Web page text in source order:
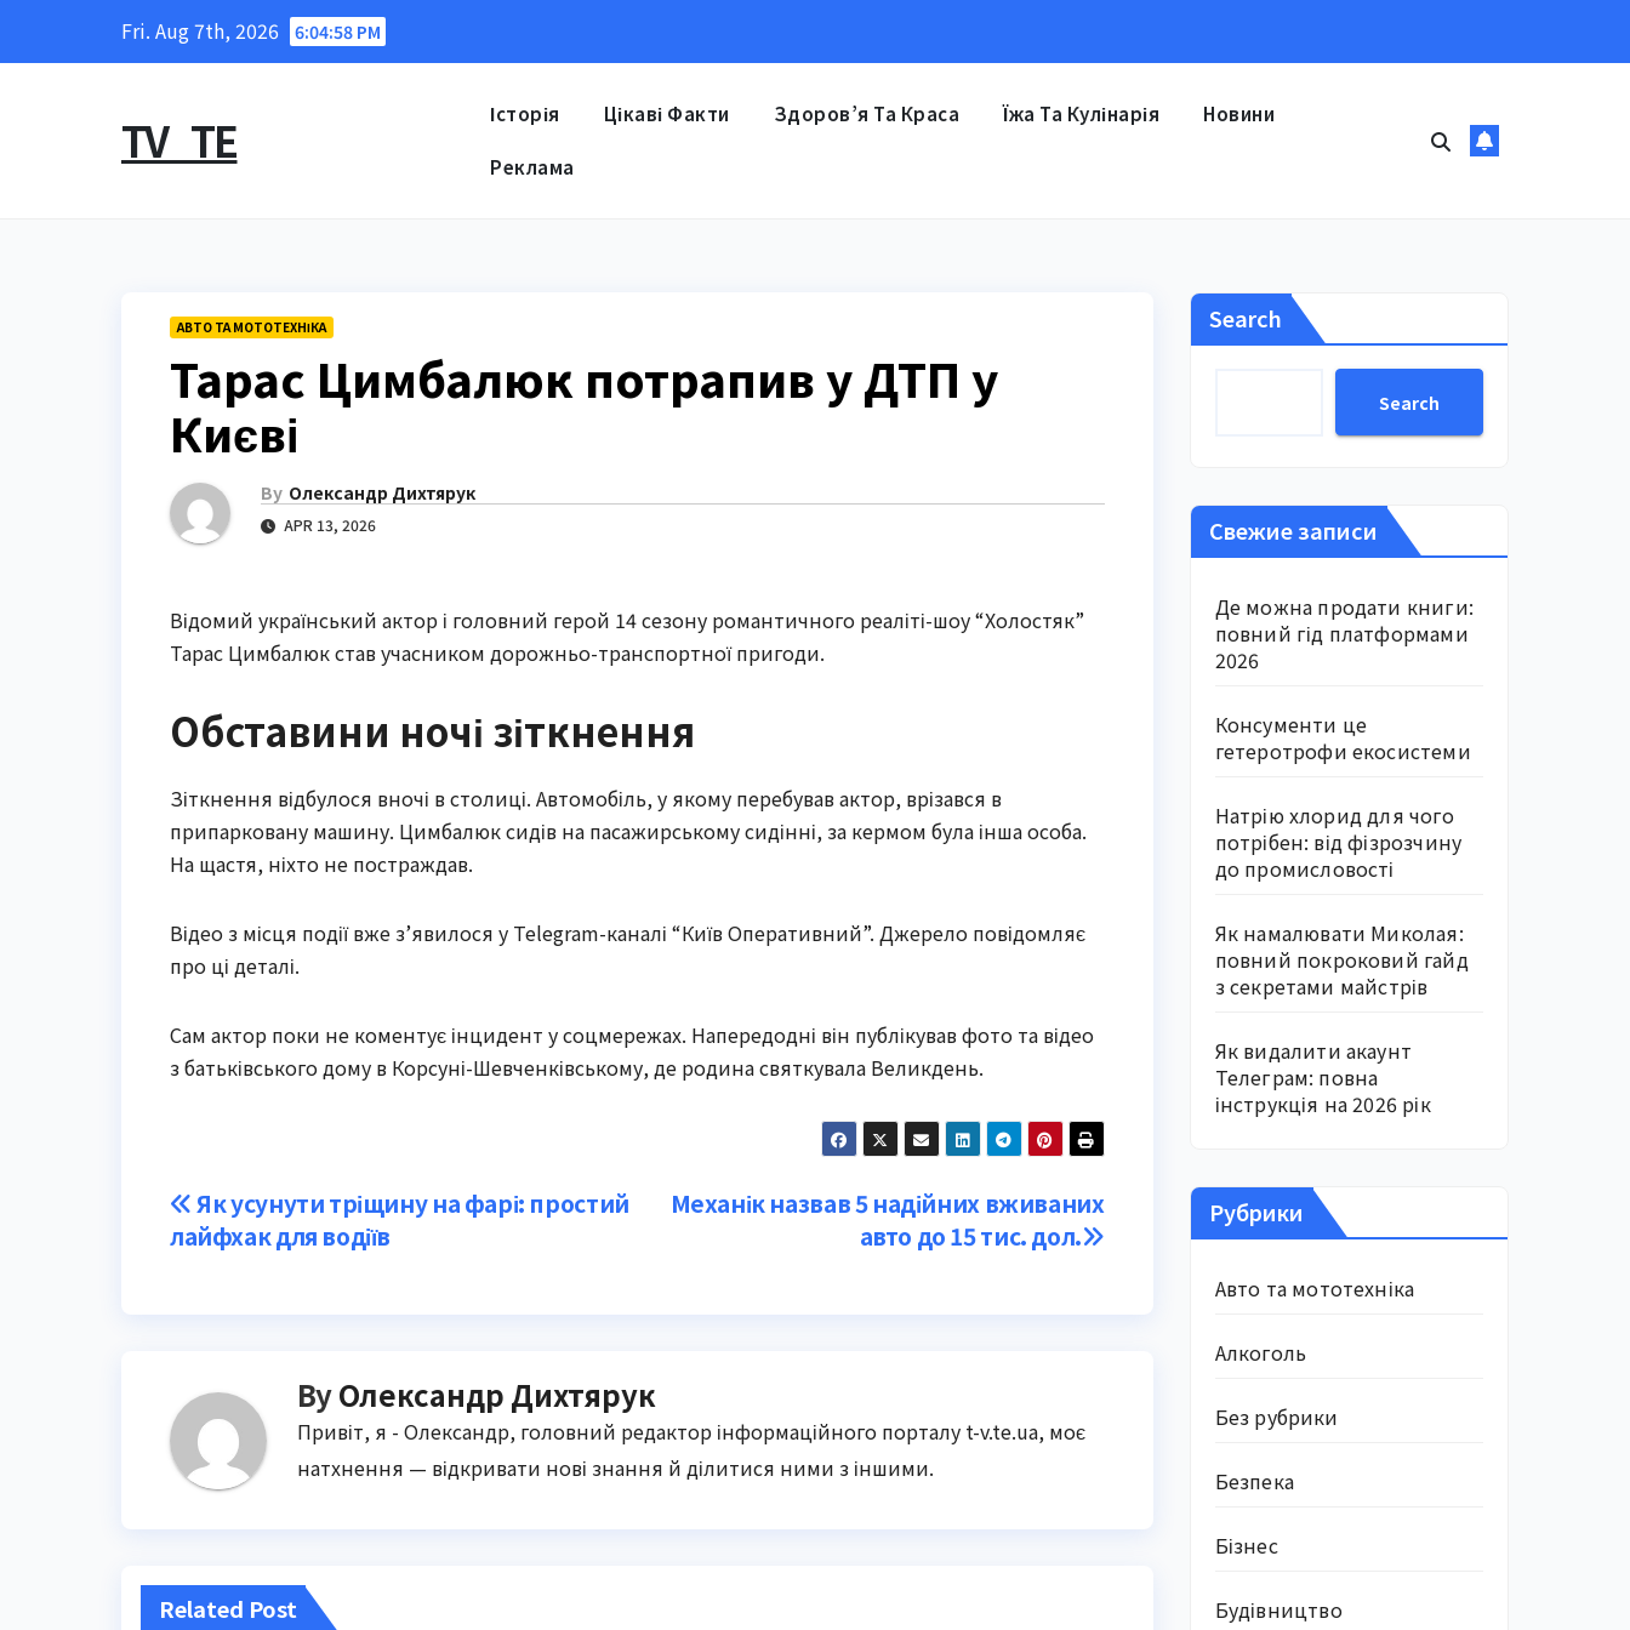
Fri. Aug 7th, 2026 6:04:59 PM
TV_TE Історія Цікаві Факти Здоров’я Та Краса Їжа Та Кулінарія Новини
Реклама
АВТО ТА МОТОТЕХНІКА
Тарас Цимбалюк потрапив у ДТП у
Києві
By Олександр Дихтярук
APR 13, 2026
Відомий український актор і головний герой 14 сезону романтичного реаліті-шоу “Холостяк”
Тарас Цимбалюк став учасником дорожньо-транспортної пригоди.
Обставини ночі зіткнення
Зіткнення відбулося вночі в столиці. Автомобіль, у якому перебував актор, врізався в
припарковану машину. Цимбалюк сидів на пасажирському сидінні, за кермом була інша особа.
На щастя, ніхто не постраждав.
Відео з місця події вже з’явилося у Telegram-каналі “Київ Оперативний”. Джерело повідомляє
про ці деталі.
Сам актор поки не коментує інцидент у соцмережах. Напередодні він публікував фото та відео
з батьківського дому в Корсуні-Шевченківському, де родина святкувала Великдень.
Post
navigation
Механік назвав 5 надійних вживаних
авто до 15 тис. дол.
Як усунути тріщину на фарі: простий
лайфхак для водіїв
ByОлександр Дихтярук
Привіт, я - Олександр, головний редактор інформаційного порталу t-v.te.ua, моє
натхнення — відкривати нові знання й ділитися ними з іншими.
Related Post
Search
Search
Свежие записи
Де можна продати книги:
повний гід платформами
2026
Консументи це
гетеротрофи екосистеми
Натрію хлорид для чого
потрібен: від фізрозчину
до промисловості
Як намалювати Миколая:
повний покроковий гайд
з секретами майстрів
Як видалити акаунт
Телеграм: повна
інструкція на 2026 рік
Рубрики
Авто та мототехніка
Алкоголь
Без рубрики
Безпека
Бізнес
Будівництво